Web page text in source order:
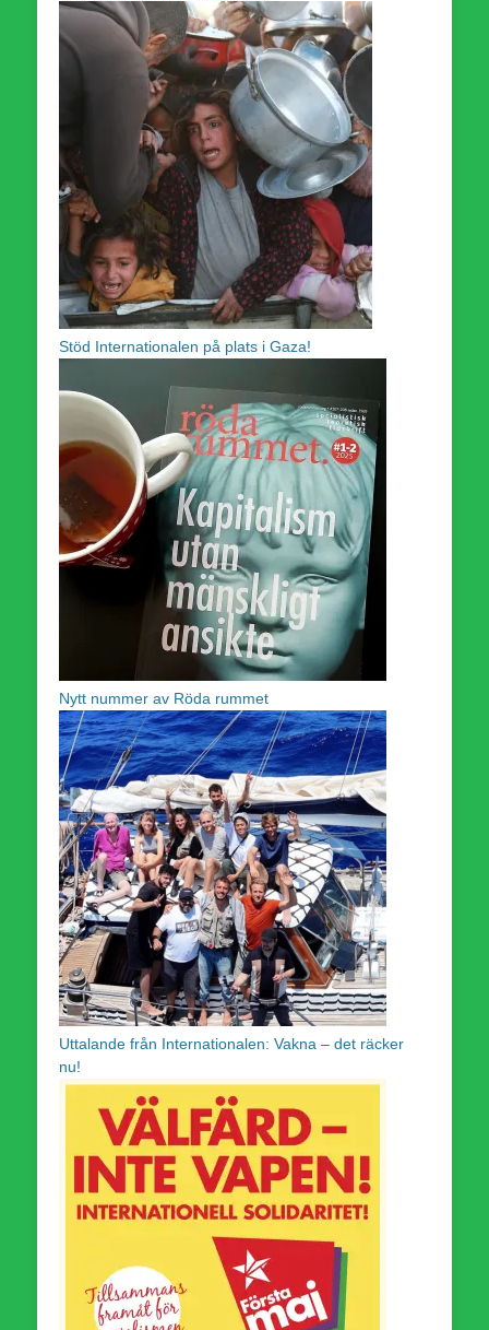
Stöd Internationalen på plats i Gaza!
Nytt nummer av Röda rummet
Uttalande från Internationalen: Vakna – det räcker
nu!